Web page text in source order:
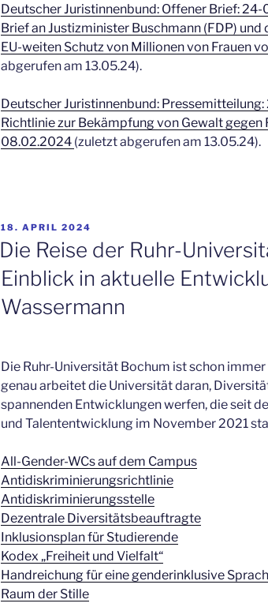
Deutscher Juristinnenbund: Offener Brief:
Brief an Justizminister Buschmann (FDP)
EU-weiten Schutz von Millionen von Frauen
abgerufen am 13.05.24).
Deutscher Juristinnenbund:
Richtlinie zur Bekämpfung von Gewalt
08.02.2024 (zuletzt abgerufen am 13.05.24).
VERÖFFENTLICHT
18. APRIL 2024
Die Reise der Ruhr-
Einblick in aktuelle
Wassermann
Die Ruhr-Universität Bochum ist schon
genau arbeitet die Universität daran,
spannenden Entwicklungen werfen, die seit
und Talententwicklung im November 2021
All-Gender-WCs auf dem Campus
Antidiskriminierungsrichtlinie
Antidiskriminierungsstelle
Dezentrale Diversitätsbeauftragte
Inklusionsplan für Studierende
Kodex „Freiheit und Vielfalt“
Handreichung für eine genderinklusive
Raum der Stille